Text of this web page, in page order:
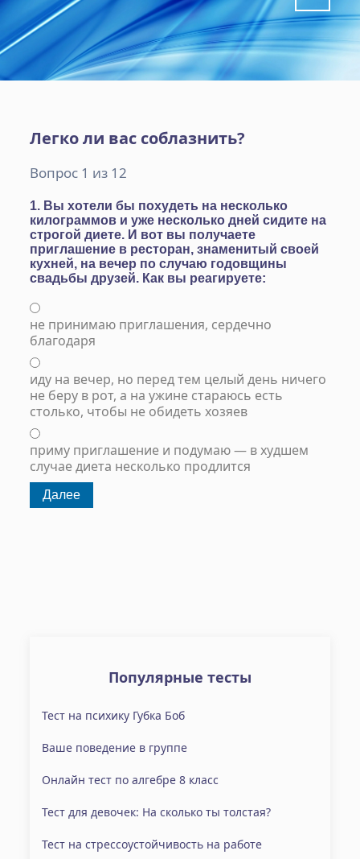
Легко ли вас соблазнить?
Вопрос 1 из 12
1. Вы хотели бы похудеть на несколько
килограммов и уже несколько дней сидите на
строгой диете. И вот вы получаете
приглашение в ресторан, знаменитый своей
кухней, на вечер по случаю годовщины
свадьбы друзей. Как вы реагируете:
не принимаю приглашения, сердечно
благодаря
иду на вечер, но перед тем целый день ничего
не беру в рот, а на ужине стараюсь есть
столько, чтобы не обидеть хозяев
приму приглашение и подумаю — в худшем
случае диета несколько продлится
Популярные тесты
Тест на психику Губка Боб
Ваше поведение в группе
Онлайн тест по алгебре 8 класс
Тест для девочек: На сколько ты толстая?
Тест на стрессоустойчивость на работе